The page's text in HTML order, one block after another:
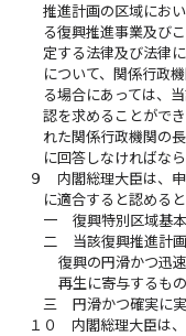
推進計画の区域にお
る復興推進事業及び
定する法律及び法律
について、関係行政
る場合にあっては、
認を求めることがで
れた関係行政機関の
に回答しなければなら
９
内閣総理大臣は、
に適合すると認める
一
復興特別区域基
二
当該復興推進計
復興の円滑かつ迅
再生に寄与するも
三
円滑かつ確実に
１０
内閣総理大臣は